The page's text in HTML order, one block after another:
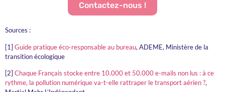
Contactez-nous !
Sources :
[1] Guide pratique éco-responsable au bureau, ADEME, Ministère de la
transition écologique
[2] Chaque Français stocke entre 10.000 et 50.000 e-mails non lus : à ce
rythme, la pollution numérique va-t-elle rattraper le transport aérien ?,